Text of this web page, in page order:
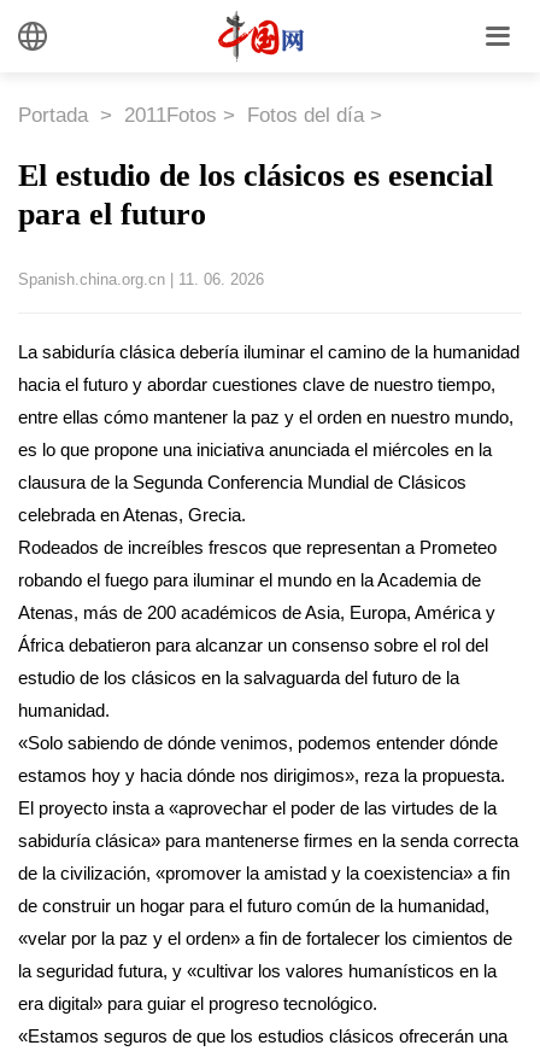
Portada > 2011Fotos > Fotos del día >
El estudio de los clásicos es esencial
para el futuro
Spanish.china.org.cn 11. 06. 2026
La sabiduría clásica debería iluminar el camino de la humanidad
hacia el futuro y abordar cuestiones clave de nuestro tiempo,
entre ellas cómo mantener la paz y el orden en nuestro mundo,
es lo que propone una iniciativa anunciada el miércoles en la
clausura de la Segunda Conferencia Mundial de Clásicos
celebrada en Atenas, Grecia.
Rodeados de increíbles frescos que representan a Prometeo
robando el fuego para iluminar el mundo en la Academia de
Atenas, más de 200 académicos de Asia, Europa, América y
África debatieron para alcanzar un consenso sobre el rol del
estudio de los clásicos en la salvaguarda del futuro de la
humanidad.
«Solo sabiendo de dónde venimos, podemos entender dónde
estamos hoy y hacia dónde nos dirigimos», reza la propuesta.
El proyecto insta a «aprovechar el poder de las virtudes de la
sabiduría clásica» para mantenerse firmes en la senda correcta
de la civilización, «promover la amistad y la coexistencia» a fin
de construir un hogar para el futuro común de la humanidad,
«velar por la paz y el orden» a fin de fortalecer los cimientos de
la seguridad futura, y «cultivar los valores humanísticos en la
era digital» para guiar el progreso tecnológico.
«Estamos seguros de que los estudios clásicos ofrecerán una